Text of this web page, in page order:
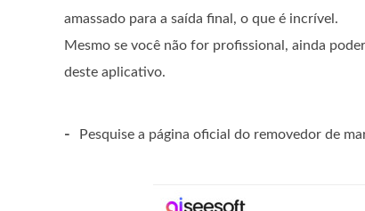
amassado para a saída final, o que é incrível.
Mesmo se você não for profissional, ainda
deste aplicativo.
- Pesquise a página oficial do removedor de